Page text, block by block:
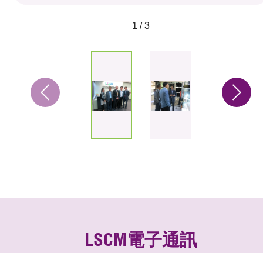
1 / 3
LSCM電子通訊